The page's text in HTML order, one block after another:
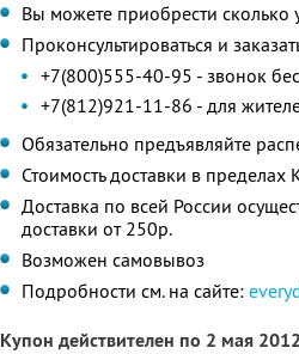
Вы можете приобрести сколько
Проконсультироваться и
+7(800)555-40-95 - звонок
+7(812)921-11-86 - для
Обязательно предъявляйте
Стоимость доставки в
Доставка по всей России
доставки от 250р.
Возможен самовывоз
Подробности см. на сайте:
Купон действителен по 2 мая